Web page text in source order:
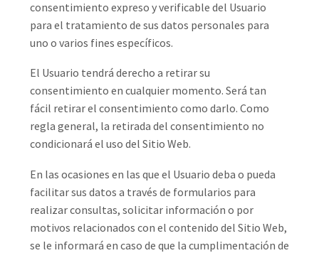
consentimiento expreso y verificable del Usuario
para el tratamiento de sus datos personales para
uno o varios fines específicos.
El Usuario tendrá derecho a retirar su
consentimiento en cualquier momento. Será tan
fácil retirar el consentimiento como darlo. Como
regla general, la retirada del consentimiento no
condicionará el uso del Sitio Web.
En las ocasiones en las que el Usuario deba o pueda
facilitar sus datos a través de formularios para
realizar consultas, solicitar información o por
motivos relacionados con el contenido del Sitio Web,
se le informará en caso de que la cumplimentación de